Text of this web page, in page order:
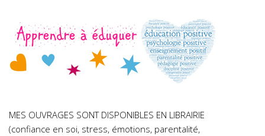
MES OUVRAGES SONT DISPONIBLES EN LIBRAIRIE
(confiance en soi, stress, émotions, parentalité,